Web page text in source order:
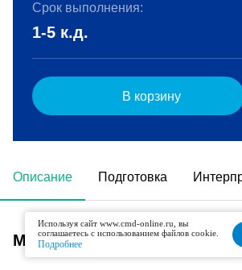
Описание Подготовка
Метод исследования
Срок выполнения:
1-5 к.д.
В корзину
Используя сайт www.cmd-online.ru, вы
соглашаетесь с использованием файлов cookie.
Подробнее